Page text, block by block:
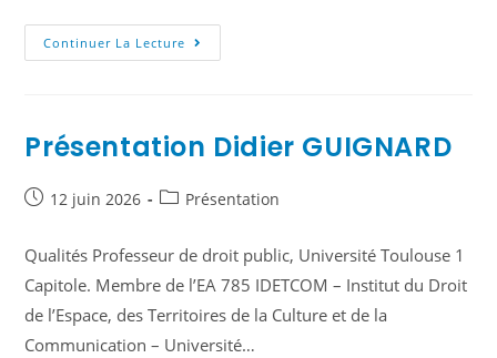
Continuer La Lecture
Présentation Didier GUIGNARD
12 juin 2026 Présentation
Qualités Professeur de droit public, Université Toulouse 1
Capitole. Membre de l’EA 785 IDETCOM – Institut du Droit
de l’Espace, des Territoires de la Culture et de la
Communication – Université…